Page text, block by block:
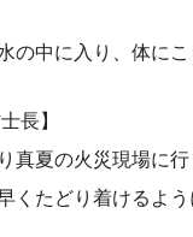
の中に入り、体にこ
長】
真夏の火災現場に
くたどり着けるよう